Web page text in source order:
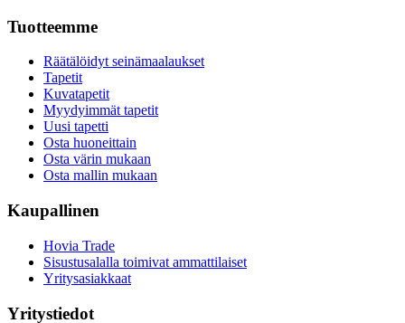
Tuotteemme
Räätälöidyt seinämaalaukset
Tapetit
Kuvatapetit
Myydyimmät tapetit
Uusi tapetti
Osta huoneittain
Osta värin mukaan
Osta mallin mukaan
Kaupallinen
Hovia Trade
Sisustusalalla toimivat ammattilaiset
Yritysasiakkaat
Yritystiedot